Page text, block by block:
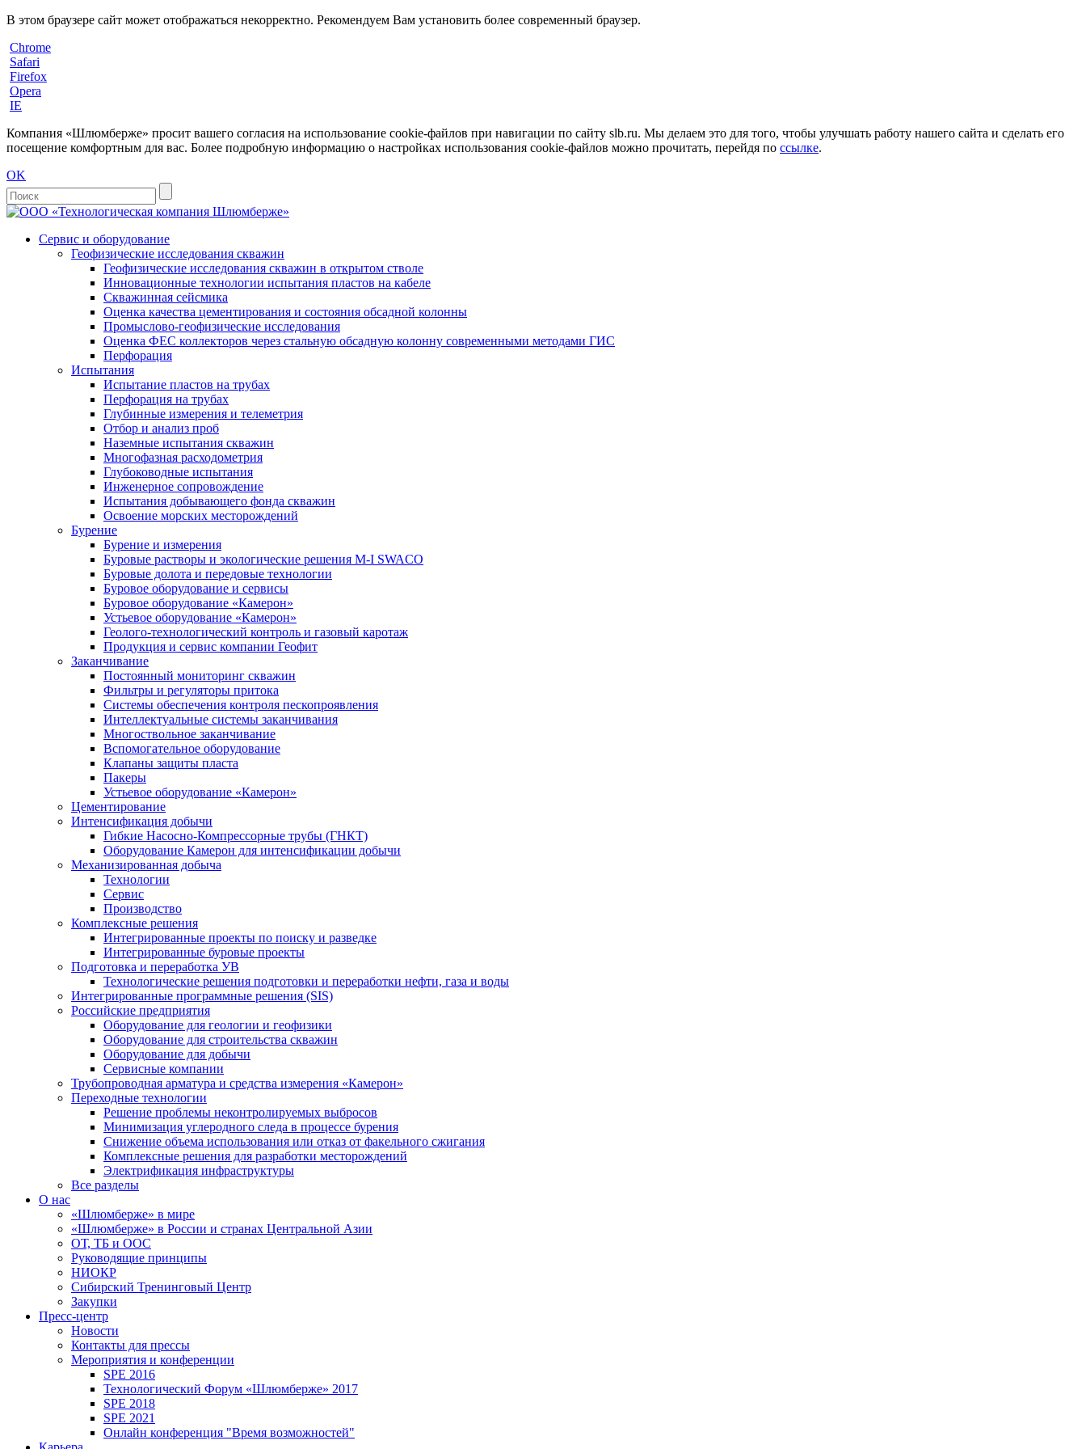
В этом браузере сайт может отображаться некорректно. Рекомендуем Вам установить более современный браузер.
Chrome
Safari
Firefox
Opera
IE
Компания «Шлюмберже» просит вашего согласия на использование cookie-файлов при навигации по сайту slb.ru. Мы делаем это для того, чтобы улучшать работу нашего сайта и сделать его
посещение комфортным для вас. Более подробную информацию о настройках использования cookie-файлов можно прочитать, перейдя по ссылке.
OK
Сервис и оборудование
Геофизические исследования скважин
Геофизические исследования скважин в открытом стволе
Инновационные технологии испытания пластов на кабеле
Скважинная сейсмика
Оценка качества цементирования и состояния обсадной колонны
Промыслово-геофизические исследования
Оценка ФЕС коллекторов через стальную обсадную колонну современными методами ГИС
Перфорация
Испытания
Испытание пластов на трубах
Перфорация на трубах
Глубинные измерения и телеметрия
Отбор и анализ проб
Наземные испытания скважин
Многофазная расходометрия
Глубоководные испытания
Инженерное сопровождение
Испытания добывающего фонда скважин
Освоение морских месторождений
Бурение
Бурение и измерения
Буровые растворы и экологические решения M-I SWACO
Буровые долота и передовые технологии
Буровое оборудование и сервисы
Буровое оборудование «Камерон»
Устьевое оборудование «Камерон»
Геолого-технологический контроль и газовый каротаж
Продукция и сервис компании Геофит
Заканчивание
Постоянный мониторинг скважин
Фильтры и регуляторы притока
Cистемы обеспечения контроля пескопроявления
Интеллектуальные системы заканчивания
Многоствольное заканчивание
Вспомогательное оборудование
Клапаны защиты пласта
Пакеры
Устьевое оборудование «Камерон»
Цементирование
Интенсификация добычи
Гибкие Насосно-Компрессорные трубы (ГНКТ)
Оборудование Камерон для интенсификации добычи
Механизированная добыча
Технологии
Сервис
Производство
Комплексные решения
Интегрированные проекты по поиску и разведке
Интегрированные буровые проекты
Подготовка и переработка УВ
Технологические решения подготовки и переработки нефти, газа и воды
Интегрированные программные решения (SIS)
Российские предприятия
Оборудование для геологии и геофизики
Оборудование для строительства скважин
Оборудование для добычи
Сервисные компании
Трубопроводная арматура и средства измерения «Камерон»
Переходные технологии
Решение проблемы неконтролируемых выбросов
Минимизация углеродного следа в процессе бурения
Снижение объема использования или отказ от факельного сжигания
Комплексные решения для разработки месторождений
Электрификация инфраструктуры
Все разделы
О нас
«Шлюмберже» в мире
«Шлюмберже» в России и странах Центральной Азии
ОТ, ТБ и ООС
Руководящие принципы
НИОКР
Сибирский Тренинговый Центр
Закупки
Пресс-центр
Новости
Контакты для прессы
Мероприятия и конференции
SPE 2016
Технологический Форум «Шлюмберже» 2017
SPE 2018
SPE 2021
Онлайн конференция "Время возможностей"